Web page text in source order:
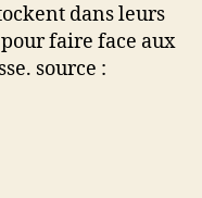
dans leurs
pour faire face aux
source :